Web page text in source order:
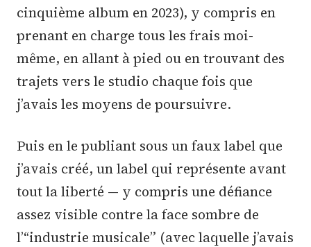
cinquième album en 2023), y compris en
prenant en charge tous les frais moi-
même, en allant à pied ou en trouvant des
trajets vers le studio chaque fois que
j’avais les moyens de poursuivre.
Puis en le publiant sous un faux label que
j’avais créé, un label qui représente avant
tout la liberté — y compris une défiance
assez visible contre la face sombre de
l’“industrie musicale” (avec laquelle j’avais